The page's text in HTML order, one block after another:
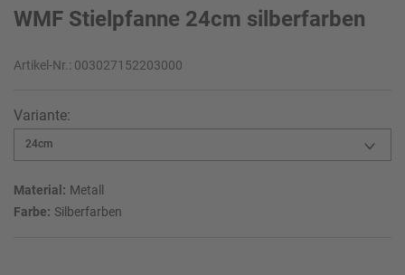
WMF Stielpfanne 24cm silberfarben
Artikel-Nr.: 003027152203000
Variante:
Material: Metall
Farbe: Silberfarben